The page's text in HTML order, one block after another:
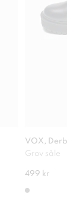
VOX,
Grov såle
499 kr